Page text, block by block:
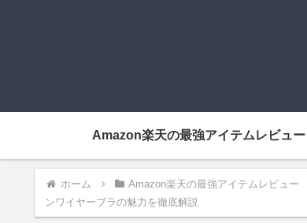
Amazon楽天の最強アイテムレビュー
ホーム Amazon楽天の最強アイテムレビュー
ンワイヤーブラの魅力を徹底解説